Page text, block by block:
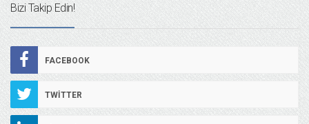
Bizi Takip Edin!
FACEBOOK
TWITTER